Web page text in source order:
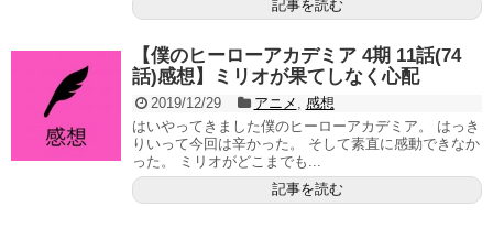
記事を読む
【僕のヒーローアカデミア 4期 11話(74
話)感想】ミリオが果てしなく心配
2019/12/29 アニメ , 感想
はいやってきました僕のヒーローアカデミア。 はっき
りいって今回は辛かった。 そして素直に感動できなか
った。 ミリオがどこまでも...
記事を読む